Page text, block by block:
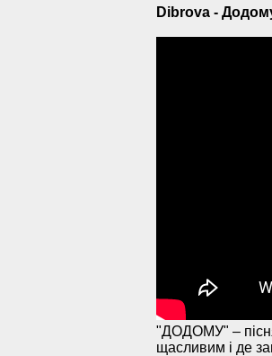
Dibrova -
"ДОДОМУ" –
щасливим і де